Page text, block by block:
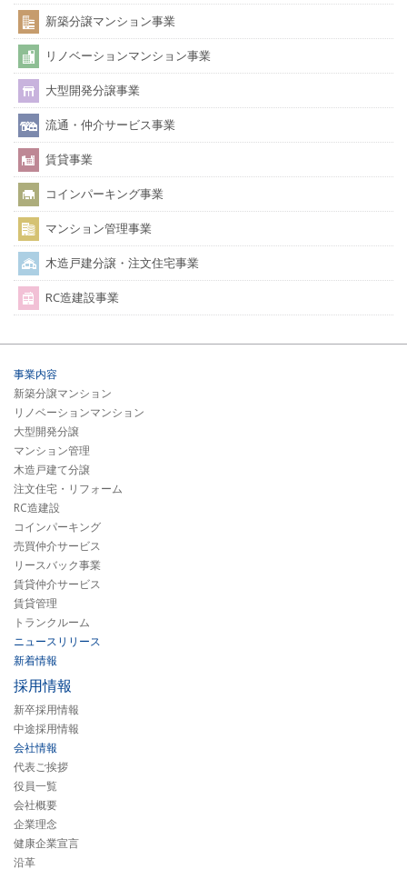
新築分譲マンション事業
リノベーションマンション事業
大型開発分譲事業
流通・仲介サービス事業
賃貸事業
コインパーキング事業
マンション管理事業
木造戸建分譲・注文住宅事業
RC造建設事業
事業内容
新築分譲マンション
リノベーションマンション
大型開発分譲
マンション管理
木造戸建て分譲
注文住宅・リフォーム
RC造建設
コインパーキング
売買仲介サービス
リースバック事業
賃貸仲介サービス
賃貸管理
トランクルーム
ニュースリリース
新着情報
採用情報
新卒採用情報
中途採用情報
会社情報
代表ご挨拶
役員一覧
会社概要
企業理念
健康企業宣言
沿革